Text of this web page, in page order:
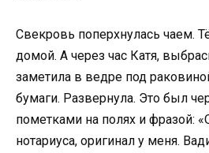
Свекровь поперхнулась чаем.
домой. А через час Катя,
заметила в ведре под
бумаги. Развернула. Это был
пометками на полях и фразой:
нотариуса, оригинал у меня.